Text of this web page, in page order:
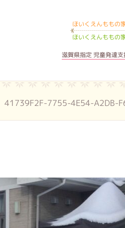
ほいくえんももの家
ほいくえんももの
ほいくえんももの
滋賀県指定 児童発達
41739F2F-7755-4E54-A2DB-